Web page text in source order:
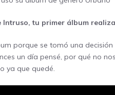
tu primer álbum
porque se tomó una
un día pensé, por qué no
ya que quedé.